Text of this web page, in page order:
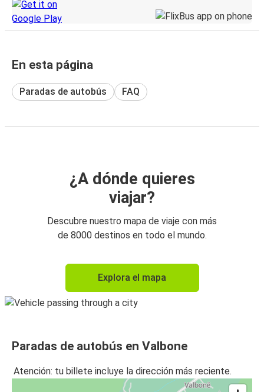
En esta página
Paradas de autobús FAQ
¿A dónde quieres
viajar?
Descubre nuestro mapa de viaje con más
de 8000 destinos en todo el mundo.
Explora el mapa
Paradas de autobús en Valbone
Atención: tu billete incluye la dirección más reciente.